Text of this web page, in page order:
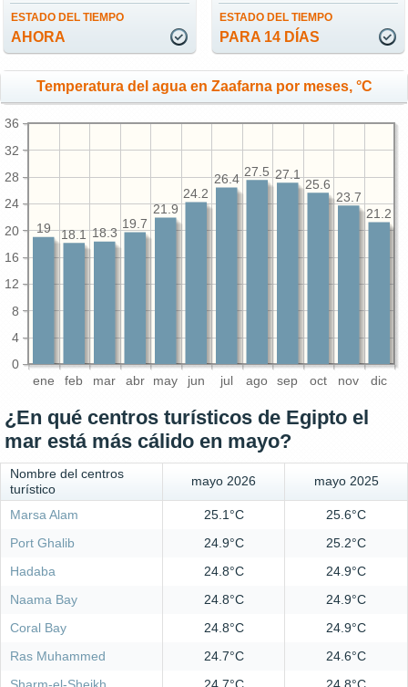
ESTADO DEL TIEMPO
AHORA
ESTADO DEL TIEMPO
PARA 14 DÍAS
Temperatura del agua en Zaafarna por meses, °C
ene feb mar abr may jun jul ago sep oct nov dic
0
4
8
12
16
20
24
28
32
36
21.2
23.7
25.6
27.1
27.5
26.4
24.2
21.9
19.7
18.3
18.1
19
¿En qué centros turísticos de Egipto el
mar está más cálido en mayo?
Nombre del centros
turístico
mayo 2026 mayo 2025
Marsa Alam 25.1°C
25.6°C
Port Ghalib
24.9°C
25.2°C
Hadaba
24.8°C
24.9°C
Naama Bay
24.8°C
24.9°C
Coral Bay
24.8°C
24.9°C
Ras Muhammed
24.7°C
24.6°C